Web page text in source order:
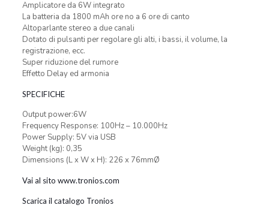
Amplicatore da 6W integrato
La batteria da 1800 mAh ore no a 6 ore di canto
Altoparlante stereo a due canali
Dotato di pulsanti per regolare gli alti, i bassi, il volume, la
registrazione, ecc.
Super riduzione del rumore
Effetto Delay ed armonia
SPECIFICHE
Output power:6W
Frequency Response: 100Hz – 10.000Hz
Power Supply: 5V via USB
Weight (kg): 0,35
Dimensions (L x W x H): 226 x 76mmØ
Vai al sito www.tronios.com
Scarica il catalogo Tronios